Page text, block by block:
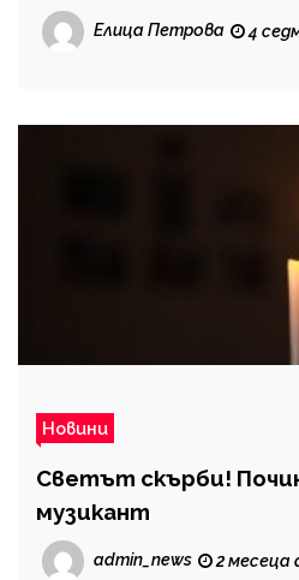
търсят отговори
Елица Петрова 4
Новини
Светът скърби!
музикант
admin_news 2 месеца